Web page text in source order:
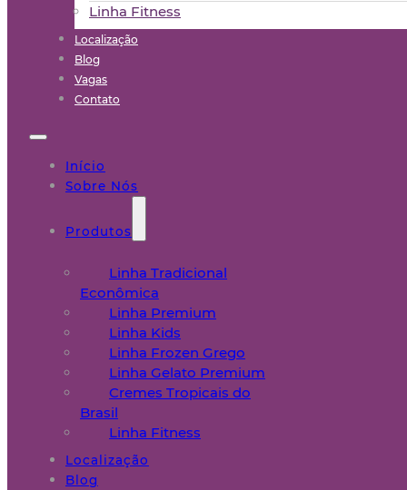
Linha Fitness
Localização
Blog
Vagas
Contato
Início
Sobre Nós
Produtos
Linha Tradicional
Econômica
Linha Premium
Linha Kids
Linha Frozen Grego
Linha Gelato Premium
Cremes Tropicais do
Brasil
Linha Fitness
Localização
Blog